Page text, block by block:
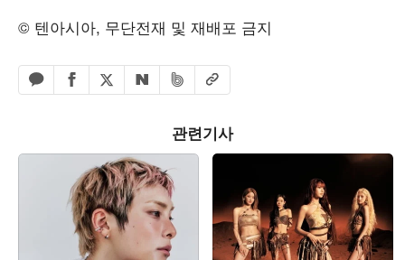
© 텐아시아, 무단전재 및 재배포 금지
카카오톡 공유하기
페이스북 공유하기
엑스 공유하기
네이버 공유하기
밴드 공유하기
URL복사
관련기사